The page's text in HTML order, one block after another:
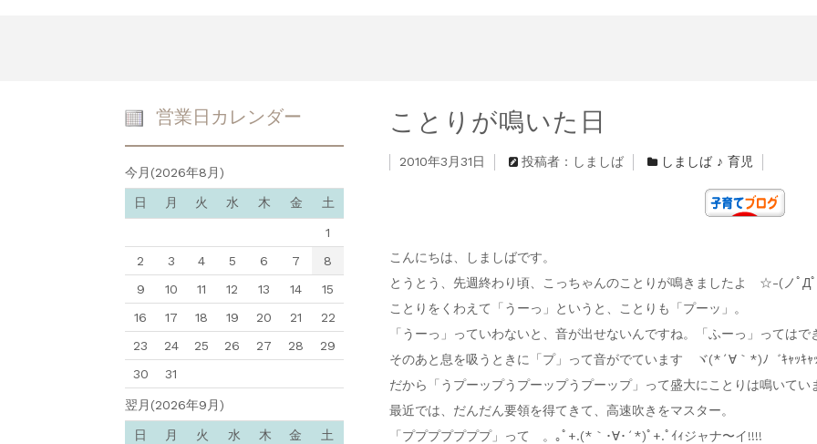
ことりが鳴いた日
2010年3月31日 投稿者：しましば しましば ♪ 育児
こんにちは、しましばです。
とうとう、先週終わり頃、こっちゃんのことりが鳴きましたよ ☆-(ノﾟ
ことりをくわえて「うーっ」というと、ことりも「プーッ」。
「うーっ」っていわないと、音が出せないんですね。「ふーっ」っては
そのあと息を吸うときに「プ」って音がでています ヾ(*´∀｀*)ﾉ゛ｷｬｯｷｬ
だから「うプーップうプーップうプーップ」って盛大にことりは鳴いて
最近では、だんだん要領を得てきて、高速吹きをマスター。
「プププププププ」って 。｡ﾟ+.(*｀･∀･´*)ﾟ+.ﾟｲｨジャナ〜イ!!!!
営業日カレンダー
今月(2026年8月)
日 月 火 水 木 金 土
1
2
3 4 5 6 7
8
9
10 11 12 13 14
15
16
17 18 19 20 21
22
23
24 25 26 27 28
29
30
31
翌月(2026年9月)
日 月 火 水 木 金 土